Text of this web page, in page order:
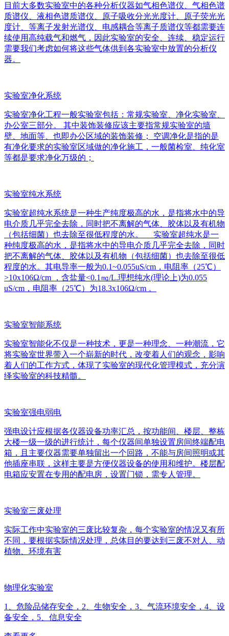
目前大多数实验室中的各种分析仪器如气相色谱仪、气相色谱
质谱仪、液相色谱质谱仪、原子吸收分光光度计、原子荧光光
度计、等离子发射光谱仪、电感耦合等离子质谱仪等都需要连
续使用高纯载气和燃气，因此实验室的安全、连续、稳定运行
需要我们考虑如何将这些气体供到各实验室中放置的分析仪
器。
实验室净化系统
实验室净化工程一般实验室包括：常规实验室、净化实验室、
办公室三部分。 其中装饰装修应该主要指常规实验室的墙
壁、地面等、也即办公区域的装饰装修； 空调净化是指的是
有净化要求的实验室区域做的净化施工，一般菌检室、纯化室
等都是要求净化万级的；
实验室纯水系统
实验室超纯水系统是一种生产纯度极高的水，是指将水中的导
电介质几乎完全去除，同时把不离解的气体、胶体以及有机物
（包括细菌）也去除至很低程度的水。 实验室超纯水是一
种纯度极高的水，是指将水中的导电介质几乎完全去除，同时
把不离解的气体、胶体以及有机物（包括细菌）也去除至很低
程度的水。其电导率一般为0.1~0.055uS/cm，电阻率（25℃）
>10x106Ω/cm ，含盐量<0.1㎎/L.理想纯水(理论上)为0.055
uS/cm，电阻率（25℃）为18.3x106Ω/cm 。
实验室智能系统
实验室智能化不仅是一种技术，更是一种理念、一种潮流，它
将实验室世界带入一个崭新的时代，改变着人们的观念，影响
着人们的工作方式，体现了实验室的现代化管理模式，充分演
绎实验室的科技精髓。
实验室强电弱电
强电设计应根据各仪器设备功率汇总，按功能间、楼层、整栋
大楼一级一级的进行统计，每个仪器间单独设置房间终端配电
箱，且主要仪器需要单独留出一个回路，不能与房间照明或其
他插座串联，这样主要是方便仪器设备的使用和维护。楼层配
电箱应安置在专用的配电房，设置门锁，需专人管理。
实验室三废处理
实际工作中实验室的三废比较复杂，每个实验室的情况又有所
不同，要根据实际情况处理，总体目的要达到三废不对人、动
植物、环境有害
物理化实验室
1、危险品储存安全，2、生物安全，3、气流环境安全，4、设
备安全，5、信息安全